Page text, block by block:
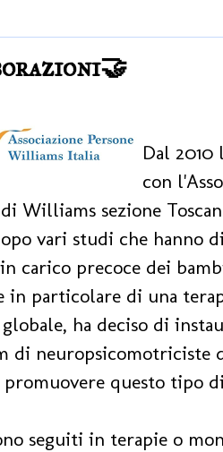
Dal 2010
con l'
Williams sezione
vari studi che hanno
carico precoce dei
in particolare di una
ha deciso di
di neuropsicomotriciste
promuovere questo tipo
seguiti in terapie o